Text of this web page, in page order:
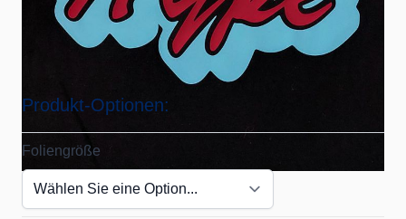
Artikelnummer Silicone-500
Produkt-Optionen:
Foliengröße